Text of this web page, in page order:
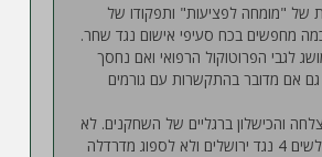
של "מומחה לפציעות" ותפקודו של
מחפשים בכח סעיפי אישום נגד שחר.
לגבי הפרוטוקול הרפואי ואם נחסך
אם מדובר בהתקשרות עם גורמים
והכישלון ברגליים של השחקנים. לא
יענקלה מנע מהם לשים 4 נגד ירושלים ולא לספוג מדרדלה